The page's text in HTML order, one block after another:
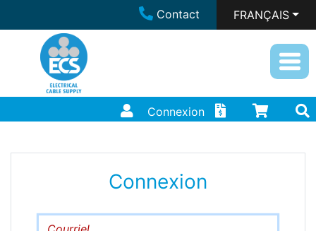
Contact FRANÇAIS
Connexion
Connexion
Courriel